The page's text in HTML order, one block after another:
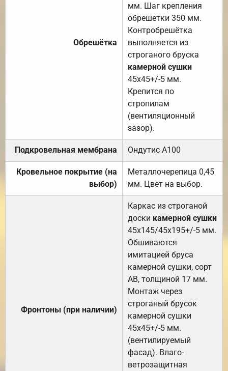
Обрешётка
мм. Шаг крепления
обрешетки 350 мм.
Контробрешётка
выполняется из
строганого бруска
камерной сушки
45х45+/-5 мм.
Крепится по
стропилам
(вентиляционный
зазор).
Подкровельная мембрана Ондутис А100
Кровельное покрытие (на
выбор)
Металлочерепица 0,45
мм. Цвет на выбор.
Фронтоны (при наличии)
Каркас из строганой
доски камерной сушки
45х145/45х195+/-5 мм.
Обшиваются
имитацией бруса
камерной сушки, сорт
АВ, толщиной 17 мм.
Монтаж через
строганый брусок
камерной сушки
45х45+/-5 мм.
(вентилируемый
фасад). Влаго-
ветрозащитная